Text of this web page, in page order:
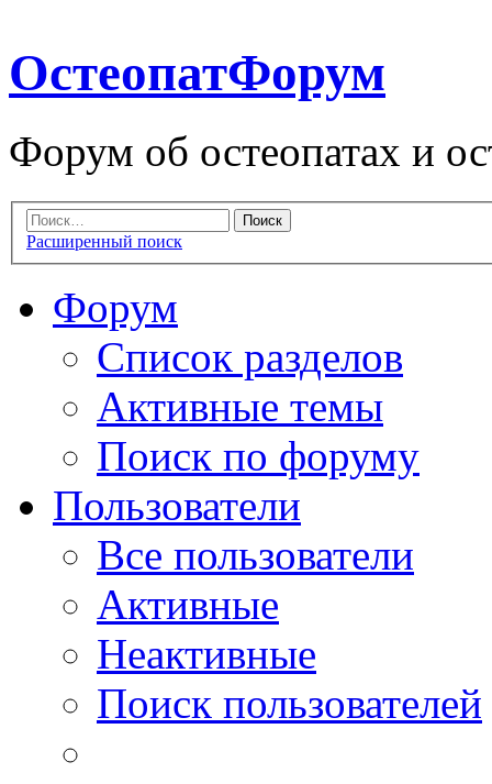
ОстеопатФорум
Форум об остеопатах и
Расширенный поиск
Форум
Список разделов
Активные темы
Поиск по форуму
Пользователи
Все пользователи
Активные
Неактивные
Поиск пользователей